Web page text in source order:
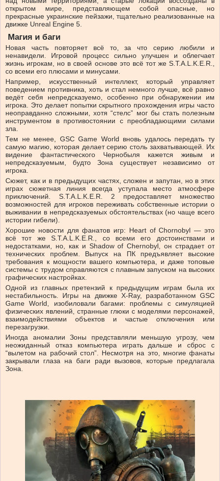
открытом мире, представляющем собой опасные, но
прекрасные украинские пейзажи, тщательно реализованные на
движке Unreal Engine 5.
Магия и баги
Новая часть повторяет всё то, за что серию любили и
ненавидели. Игровой процесс сильно улучшен и облегчает
жизнь игрокам, но в своей основе это всё тот же S.T.A.L.K.E.R.,
со всеми его плюсами и минусами.
Например, искусственный интеллект, который управляет
поведением противника, хоть и стал немного лучше, всё равно
ведёт себя непредсказуемо, особенно при обнаружении им
игрока. Это делает попытки скрытного прохождения игры часто
неоправданно сложными, хотя “стелс” мог бы стать полезным
инструментом в противостоянии с преобладающими силами
зла.
Тем не менее, GSC Game World вновь удалось передать ту
самую магию, которая делает серию столь захватывающей. Их
видение фантастического Чернобыля кажется живым и
непредсказуемым, будто Зона существует независимо от
игрока.
Сюжет, как и в предыдущих частях, сложен и запутан, но в этих
играх сюжетная линия всегда уступала место атмосфере
приключений. S.T.A.L.K.E.R. 2 предоставляет множество
возможностей для игроков переживать собственные истории о
выживании в непредсказуемых обстоятельствах (но чаще всего
истории гибели).
Хорошие новости для фанатов игр: Heart of Chornobyl — это
всё тот же S.T.A.L.K.E.R., со всеми его достоинствами и
недостатками, но, как и Shadow of Chernobyl, он страдает от
технических проблем. Выпуск на ПК предъявляет высокие
требования к мощности вашего компьютера, и даже топовые
системы с трудом справляются с плавным запуском на высоких
графических настройках.
Одной из главных претензий к предыдущим играм была их
нестабильность. Игры на движке X-Ray, разработанном GSC
Game World, изобиловали багами: проблемы с симуляцией
физических явлений, странные глюки с моделями персонажей,
взаимодействиями объектов и частые отключения или
перезагрузки.
Иногда аномалии Зоны представляли меньшую угрозу, чем
неожиданный отказ компьютера играть дальше и сброс с
“вылетом на рабочий стол”. Несмотря на это, многие фанаты
закрывали глаза на баги ради вызовов, которые предлагала
Зона.